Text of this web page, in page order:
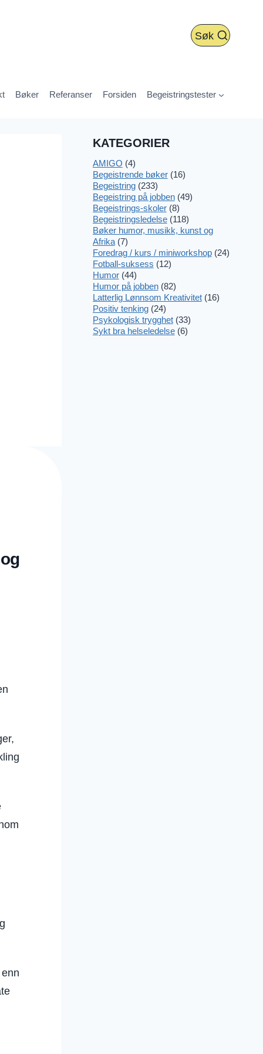
Søk
Bøker Referanser Forsiden Begeistringstester
KATEGORIER
AMIGO (4)
Begeistrende bøker(16)
Begeistring(233)
Begeistring på jobben(49)
Begeistrings-skoler(8)
Begeistringsledelse(118)
Bøker humor, musikk, kunst og
Afrika(7)
Foredrag / kurs / miniworkshop(24)
Fotball-suksess (12)
Humor(44)
Humor på jobben(82)
Latterlig Lønnsom Kreativitet(16)
Positiv tenking(24)
Psykologisk trygghet(33)
Sykt bra helseledelse(6)